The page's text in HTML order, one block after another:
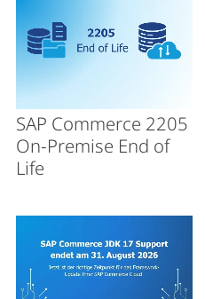
SAP Commerce 2205
On-Premise End of
Life